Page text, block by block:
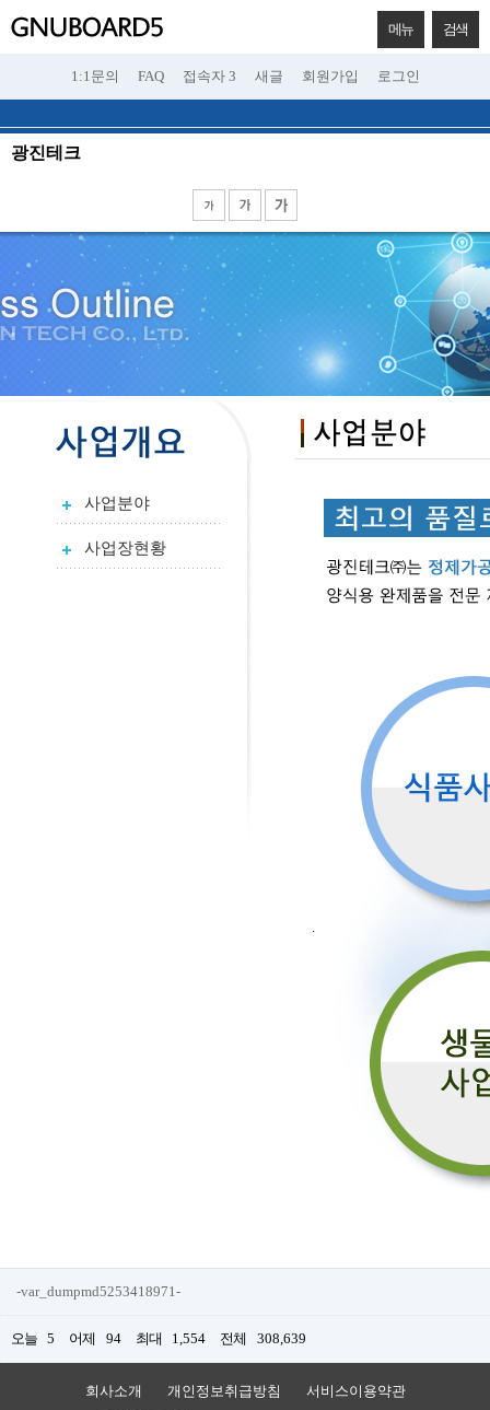
메뉴 검색
1:1문의 FAQ 접속자 3 새글 회원가입 로그인
광진테크
사업분야
사업장현황
-var_dumpmd5253418971-
오늘 5 어제 94 최대 1,554 전체 308,639
회사소개 개인정보취급방침
서비스이용약관